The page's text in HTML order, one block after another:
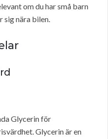
om du har små barn
sig nära bilen.
Glycerin för
Glycerin är en